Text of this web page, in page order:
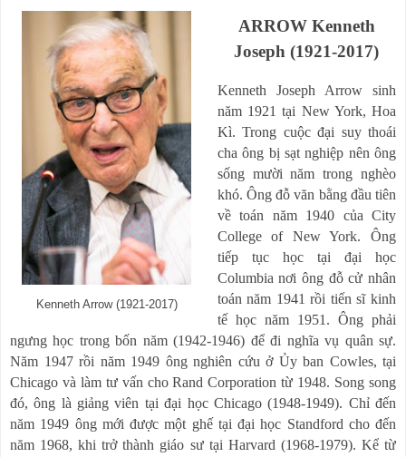
Kenneth Arrow (1921-2017)
ARROW Kenneth
Joseph (1921-2017)
Kenneth Joseph Arrow sinh
năm 1921 tại New York, Hoa
Kì. Trong cuộc đại suy thoái
cha ông bị sạt nghiệp nên ông
sống mười năm trong nghèo
khó. Ông đỗ văn bằng đầu tiên
về toán năm 1940 của City
College of New York. Ông
tiếp tục học tại đại học
Columbia nơi ông đỗ cử nhân
toán năm 1941 rồi tiến sĩ kinh
tế học năm 1951. Ông phải
ngưng học trong bốn năm (1942-1946) để đi nghĩa vụ quân sự.
Năm 1947 rồi năm 1949 ông nghiên cứu ở Ủy ban Cowles, tại
Chicago và làm tư vấn cho Rand Corporation từ 1948. Song song
đó, ông là giảng viên tại đại học Chicago (1948-1949). Chỉ đến
năm 1949 ông mới được một ghế tại đại học Standford cho đến
năm 1968, khi trở thành giáo sư tại Harvard (1968-1979). Kể từ